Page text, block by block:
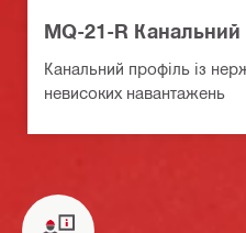
MQ-21-R Канальний
Канальний профіль із
невисоких навантажень